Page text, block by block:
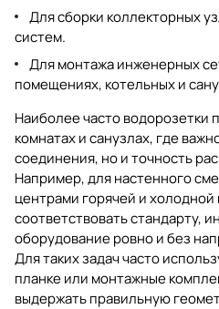
Для сборки коллекторных
систем.
Для монтажа инженерных
помещениях, котельных и
Наиболее часто водорозетки
комнатах и санузлах, где
соединения, но и точность
Например, для настенного
центрами горячей и
соответствовать стандарту,
оборудование ровно и без
Для таких задач часто
планке или монтажные
выдержать правильную